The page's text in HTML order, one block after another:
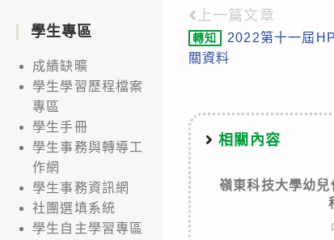
Read
more
上一篇文章
轉知
2022第十一屆
關資料
相關內容
嶺東科技大學幼
學生專區
成績缺曠
學生學習歷程檔案
專區
學生手冊
學生事務與轉導工
作網
學生事務資訊網
社團選填系統
學生自主學習專區